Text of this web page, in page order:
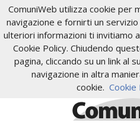
ComuniWeb utilizza cookie per
navigazione e fornirti un
ulteriori informazioni ti invitiamo
Cookie Policy. Chiudendo
pagina, cliccando su un link al
navigazione in altra
cookie. Cookie